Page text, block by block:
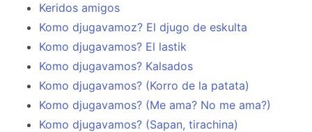
Keridos amigos
Komo djugavamoz? El djugo de eskulta
Komo djugavamos? El lastik
Komo djugavamos? Kalsados
Komo djugavamos? (Korro de la patata)
Komo djugavamos? (Me ama? No me ama?)
Komo djugavamos? (Sapan, tirachina)